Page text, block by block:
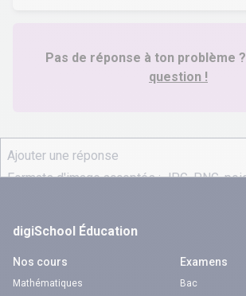
Pas de réponse à ton problème ?
question !
digiSchool Éducation
Nos cours
Mathématiques
Examens
Bac